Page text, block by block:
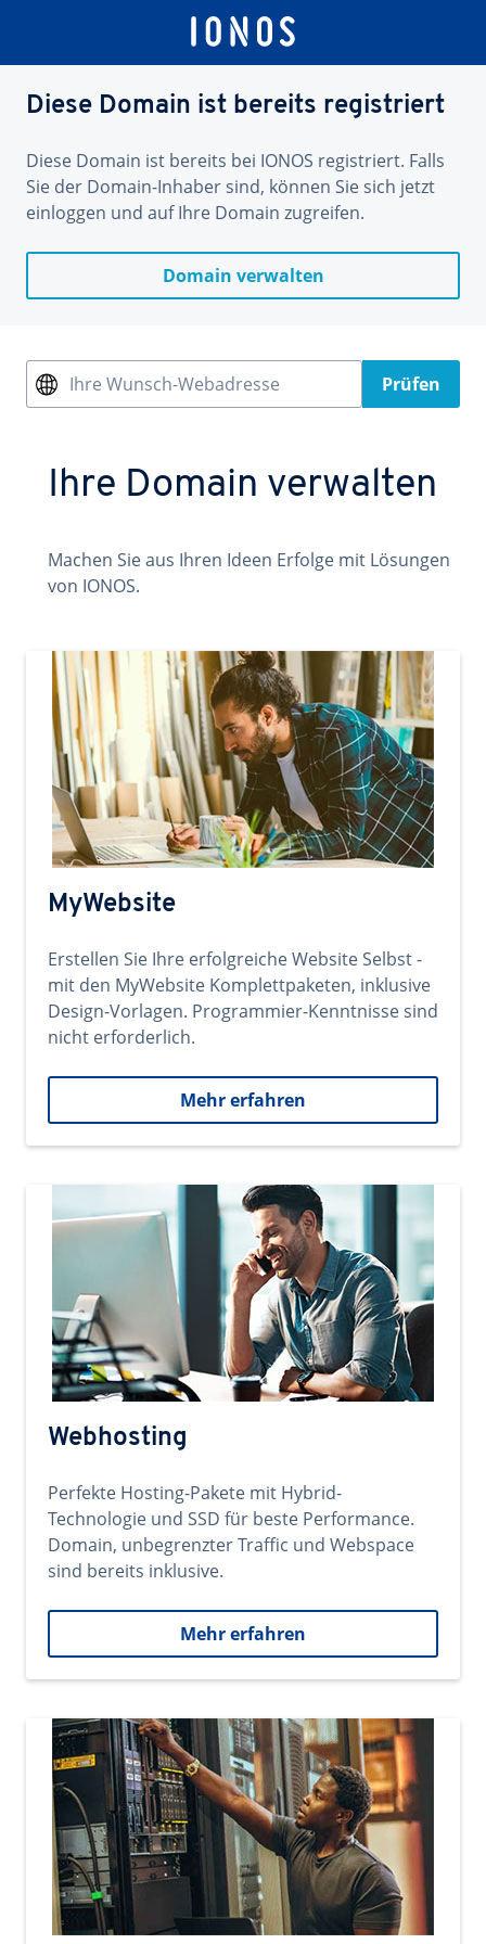
Diese Domain ist bereits registriert
Diese Domain ist bereits bei IONOS registriert. Falls
Sie der Domain-Inhaber sind, können Sie sich jetzt
einloggen und auf Ihre Domain zugreifen.
Domain verwalten
Ihre Wunsch-Webadresse Prüfen
Ihre Domain verwalten
Machen Sie aus Ihren Ideen Erfolge mit Lösungen
von IONOS.
MyWebsite
Erstellen Sie Ihre erfolgreiche Website Selbst -
mit den MyWebsite Komplettpaketen, inklusive
Design-Vorlagen. Programmier-Kenntnisse sind
nicht erforderlich.
Mehr erfahren
Webhosting
Perfekte Hosting-Pakete mit Hybrid-
Technologie und SSD für beste Performance.
Domain, unbegrenzter Traffic und Webspace
sind bereits inklusive.
Mehr erfahren